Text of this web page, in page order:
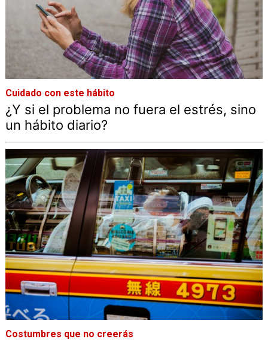
Cuidado con este hábito
¿Y si el problema no fuera el estrés, sino
un hábito diario?
Costumbres que no creerás